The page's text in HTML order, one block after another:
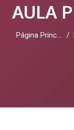
Página Principal